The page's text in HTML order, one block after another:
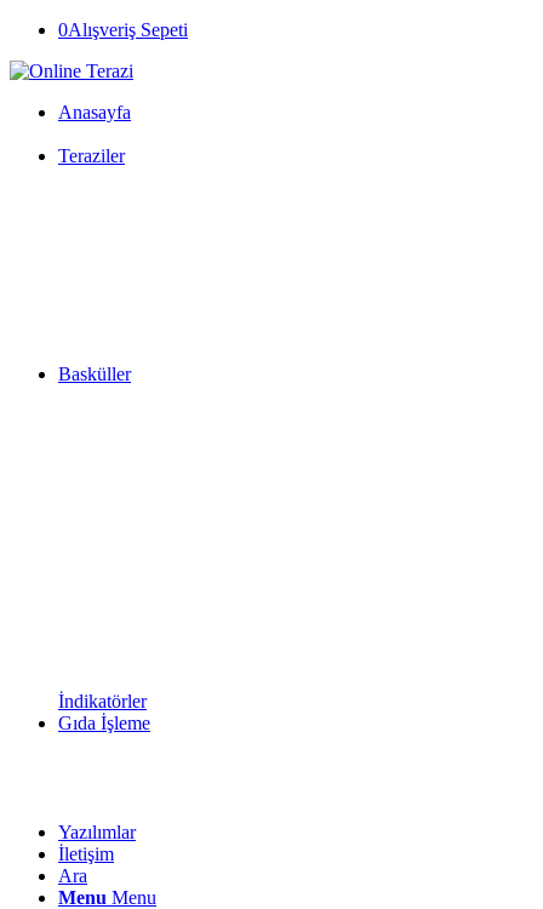
0Alışveriş Sepeti
Anasayfa
Teraziler
Basküller
İndikatörler
Gıda İşleme
Yazılımlar
İletişim
Ara
Menu Menu